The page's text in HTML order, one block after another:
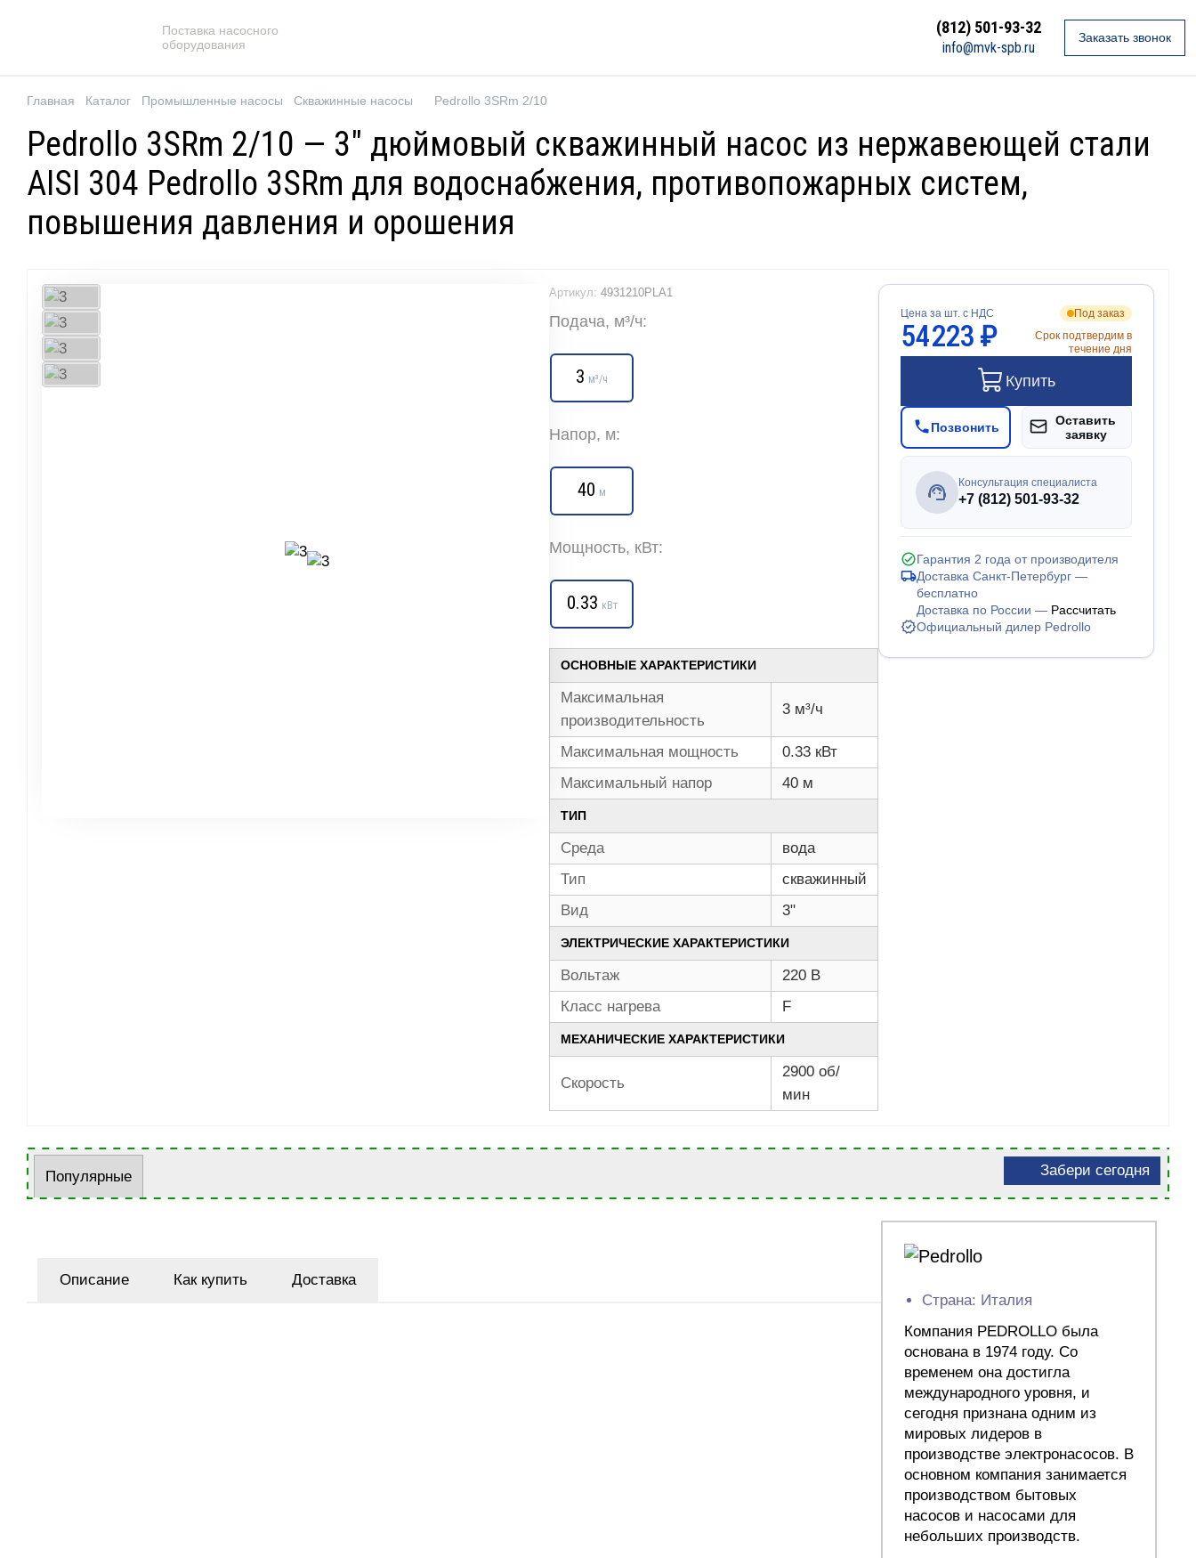
Поставка насосного
оборудования
(812) 501-93-32
info@mvk-spb.ru
Заказать звонок
Главная Каталог Промышленные насосы Скважинные насосы Pedrollo 3SRm 2/10
Pedrollo 3SRm 2/10 — 3" дюймовый скважинный насос из нержавеющей стали
AISI 304 Pedrollo 3SRm для водоснабжения, противопожарных систем,
повышения давления и орошения
Артикул: 4931210PLA1
Подача, м³/ч:
3 м³/ч
Напор, м:
40 м
Мощность, кВт:
0.33 кВт
ОСНОВНЫЕ ХАРАКТЕРИСТИКИ
Максимальная
производительность
3 м³/ч
Максимальная мощность
0.33 кВт
Максимальный напор
40 м
ТИП
Среда
вода
Тип
скважинный
Вид
3"
ЭЛЕКТРИЧЕСКИЕ ХАРАКТЕРИСТИКИ
Вольтаж
220 В
Класс нагрева
F
МЕХАНИЧЕСКИЕ ХАРАКТЕРИСТИКИ
Скорость
2900 об/
мин
Цена за шт. с НДС
54 223 ₽
Под заказ
Срок подтвердим в
течение дня
Купить
Позвонить
Оставить
заявку
Консультация специалиста
+7 (812) 501-93-32
Гарантия 2 года от производителя
Доставка Санкт-Петербург —
бесплатно
Доставка по России — Рассчитать
Официальный дилер Pedrollo
Популярные Забери сегодня
Описание Как купить
Доставка
Страна: Италия
Компания PEDROLLO была
основана в 1974 году. Со
временем она достигла
международного уровня, и
сегодня признана одним из
мировых лидеров в
производстве электронасосов. В
основном компания занимается
производством бытовых
насосов и насосами для
небольших производств.